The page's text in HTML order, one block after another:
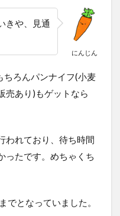
にんじん
きや、見通
ろんパンナイフ(小麦
売あり)もゲットなら
われており、待ち時間
ったです。めちゃくち
でとなっていました。